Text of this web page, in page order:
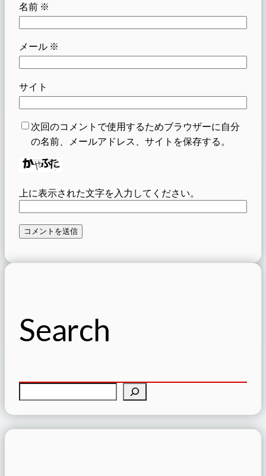
名前 ※
メール ※
サイト
次回のコメントで使用するためブラウザーに自分
の名前、メールアドレス、サイトを保存する。
上に表示された文字を入力してください。
Search
索